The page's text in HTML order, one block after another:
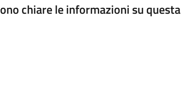
chiare le informazioni su questa